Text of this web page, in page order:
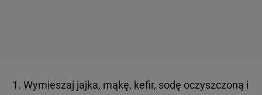
Wymieszaj jajka, mąkę, kefir, sodę oczyszczoną i